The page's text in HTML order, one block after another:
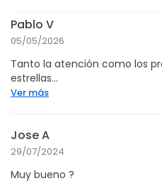
Pablo V
05/05/2026
Tanto la atención como los
estrellas...
Ver más
Jose A
29/07/2024
Muy bueno ?